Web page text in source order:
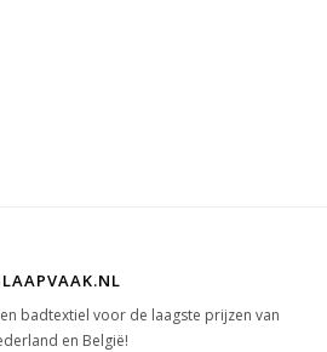
badtextiel voor de laagste prijzen van
en België!